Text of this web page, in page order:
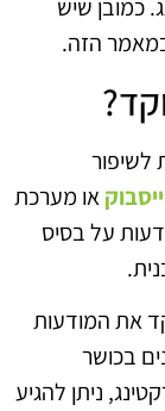
כמובן שיש
במאמר הזה.
לשיפור
או מערכת
על בסיס
את המודעות
40 שמתעניינים בכושר
ניתן להגיע